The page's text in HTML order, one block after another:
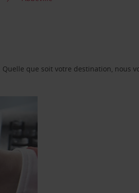
que soit votre destination, nous